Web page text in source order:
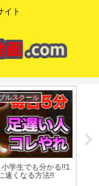
イト
ルスクール
小学生でも分かる!!1
速くなる方法!!